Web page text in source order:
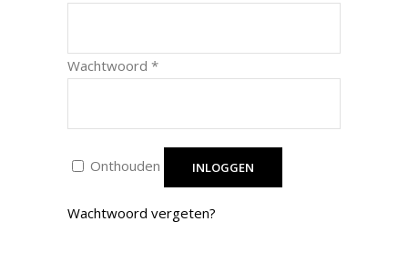
Wachtwoord *Vereist
Onthouden INLOGGEN
Wachtwoord vergeten?